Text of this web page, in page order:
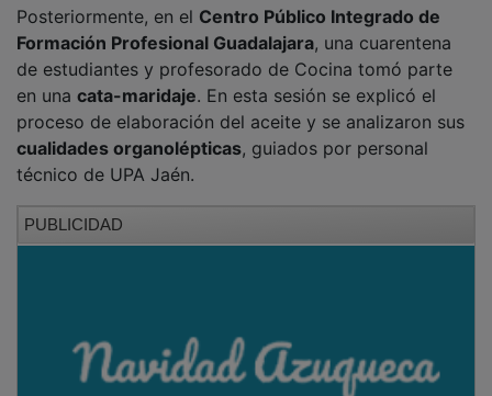
Formación Profesional Guadalajara, una cuarentena
de estudiantes y profesorado de Cocina tomó parte
en unacata-maridaje. En esta sesión se explicó el
proceso de elaboración del aceite y se analizaron sus
cualidades organolépticas, guiados por personal
técnico de UPA Jaén.